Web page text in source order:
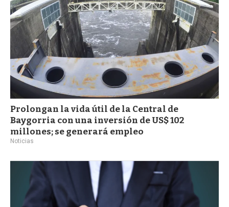
Prolongan la vida útil de la Central de
Baygorria con una inversión de US$ 102
millones; se generará empleo
Noticias